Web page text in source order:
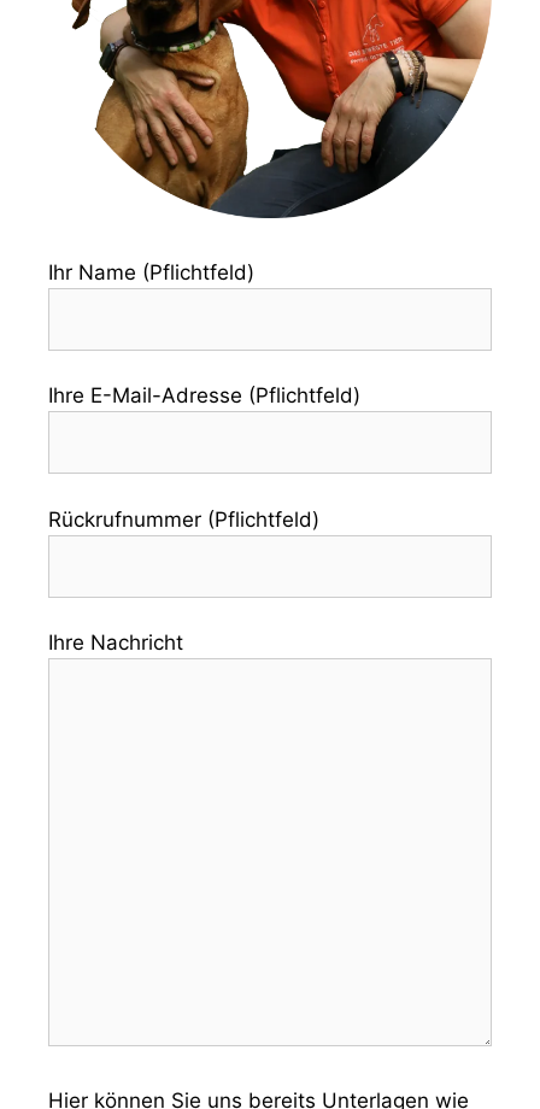
Ihr Name (Pflichtfeld)
Ihre E-Mail-Adresse (Pflichtfeld)
Rückrufnummer (Pflichtfeld)
Ihre Nachricht
Hier können Sie uns bereits Unterlagen wie